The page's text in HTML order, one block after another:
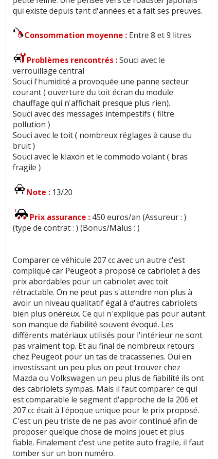
qui existe depuis tant d'années et a fait ses preuves.
Consommation moyenne : Entre 8 et 9 litres
Problèmes rencontrés :Souci avec le
verrouillage central
Souci l'humidité a provoquée une panne secteur
courant ( ouverture du toit écran du module
chauffage qui n'affichait presque plus rien).
Souci avec des messages intempestifs ( filtre
pollution )
Souci avec le toit ( nombreux réglages à cause du
bruit )
Souci avec le klaxon et le commodo volant ( bras
fragile )
Note : 13/20
Prix assurance : 450 euros/an (Assureur : )
(type de contrat : ) (Bonus/Malus : )
Comparer ce véhicule 207 cc avec un autre c'est
compliqué car Peugeot a proposé ce cabriolet à des
prix abordables pour un cabriolet avec toit
rétractable. On ne peut pas s'attendre non plus à
avoir un niveau qualitatif égal à d'autres cabriolets
bien plus onéreux. Ce qui n'explique pas pour autant
son manque de fiabilité souvent évoqué. Les
différents matériaux utilisés pour l'intérieur ne sont
pas vraiment top. Et au final de nombreux retours
chez Peugeot pour un tas de tracasseries. Oui en
investissant un peu plus on peut trouver chez
Mazda ou Volkswagen un peu plus de fiabilité ils ont
des cabriolets sympas. Mais il faut comparer ce qui
est comparable le segment d'approche de la 206 et
207 cc était à l'époque unique pour le prix proposé.
C'est un peu triste de ne pas avoir continué afin de
proposer quelque chose de moins jouet et plus
fiable. Finalement c'est une petite auto fragile, il faut
tomber sur un bon numéro.